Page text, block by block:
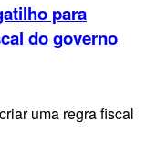
para
do governo
uma regra fiscal